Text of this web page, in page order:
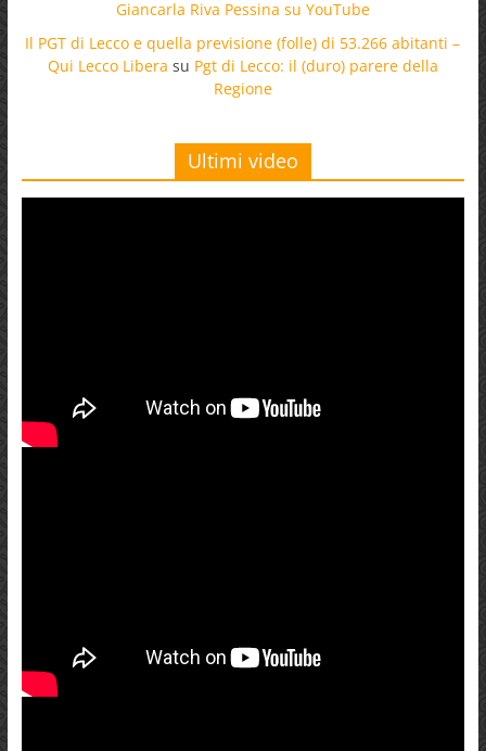
Giancarla Riva Pessina su YouTube
Il PGT di Lecco e quella previsione (folle) di 53.266 abitanti –
Qui Lecco Libera su Pgt di Lecco: il (duro) parere della
Regione
Ultimi video